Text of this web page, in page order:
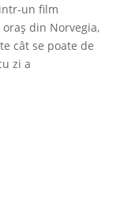
un film
din Norvegia,
cât se poate de
zi a